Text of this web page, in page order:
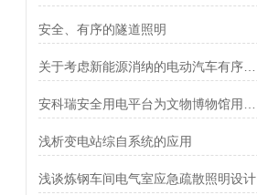
安全、有序的隧道照明
浅析变电站综自系统的应用
浅谈炼钢车间电气室应急疏散照明设计